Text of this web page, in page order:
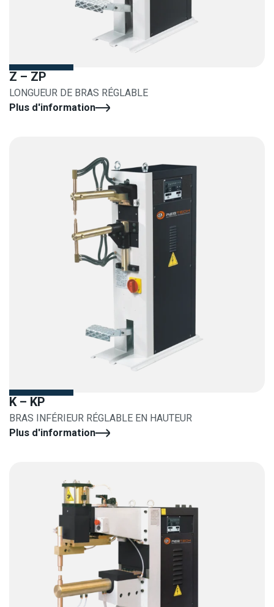
Z – ZP
LONGUEUR DE BRAS RÉGLABLE
Plus d'information
K – KP
BRAS INFÉRIEUR RÉGLABLE EN HAUTEUR
Plus d'information